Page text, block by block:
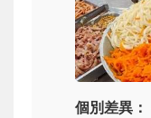
個別差異：